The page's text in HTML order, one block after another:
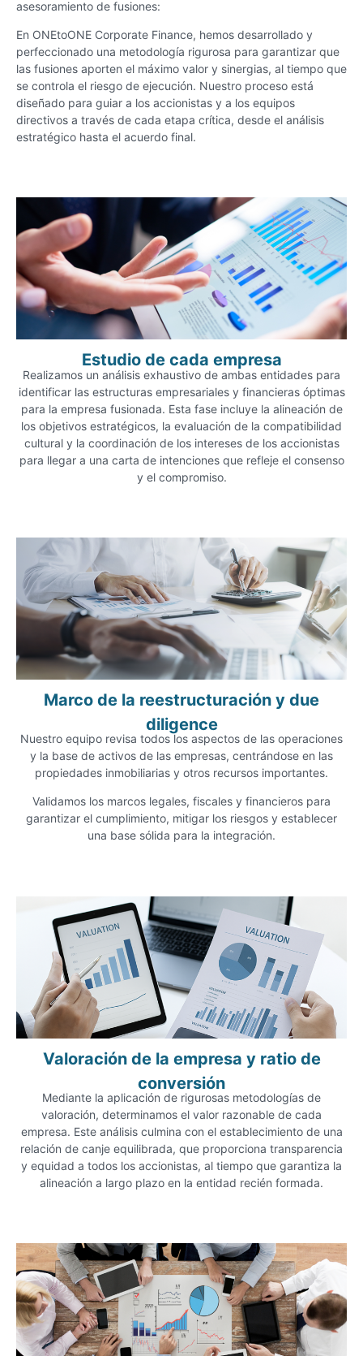
asesoramiento de fusiones:
En ONEtoONE Corporate Finance, hemos desarrollado y
perfeccionado una metodología rigurosa para garantizar que
las fusiones aporten el máximo valor y sinergias, al tiempo que
se controla el riesgo de ejecución. Nuestro proceso está
diseñado para guiar a los accionistas y a los equipos
directivos a través de cada etapa crítica, desde el análisis
estratégico hasta el acuerdo final.
Estudio de cada empresa
Realizamos un análisis exhaustivo de ambas entidades para
identificar las estructuras empresariales y financieras óptimas
para la empresa fusionada. Esta fase incluye la alineación de
los objetivos estratégicos, la evaluación de la compatibilidad
cultural y la coordinación de los intereses de los accionistas
para llegar a una carta de intenciones que refleje el consenso
y el compromiso.
Marco de la reestructuración y due
diligence
Nuestro equipo revisa todos los aspectos de las operaciones
y la base de activos de las empresas, centrándose en las
propiedades inmobiliarias y otros recursos importantes.
Validamos los marcos legales, fiscales y financieros para
garantizar el cumplimiento, mitigar los riesgos y establecer
una base sólida para la integración.
Valoración de la empresa y ratio de
conversión
Mediante la aplicación de rigurosas metodologías de
valoración, determinamos el valor razonable de cada
empresa. Este análisis culmina con el establecimiento de una
relación de canje equilibrada, que proporciona transparencia
y equidad a todos los accionistas, al tiempo que garantiza la
alineación a largo plazo en la entidad recién formada.